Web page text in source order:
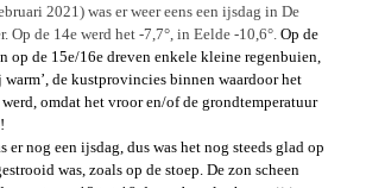
2021) was er weer eens een ijsdag in De
Op de 14e werd het -7,7°, in Eelde -10,6°. Op de
op de 15e/16e dreven enkele kleine regenbuien,
warm’, de kustprovincies binnen waardoor het
omdat het vroor en/of de grondtemperatuur
er nog een ijsdag, dus was het nog steeds glad op
was, zoals op de stoep. De zon scheen